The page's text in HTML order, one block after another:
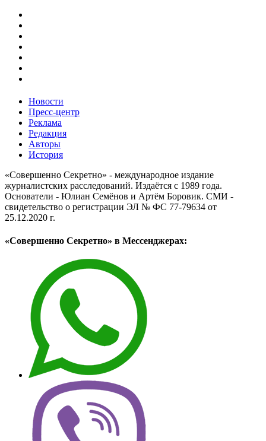
Новости
Пресс-центр
Реклама
Редакция
Авторы
История
«Совершенно Секретно» - международное издание
журналистских расследований. Издаётся с 1989 года.
Основатели - Юлиан Семёнов и Артём Боровик. CМИ -
свидетельство о регистрации ЭЛ № ФС 77-79634 от
25.12.2020 г.
«Совершенно Секретно» в Мессенджерах: